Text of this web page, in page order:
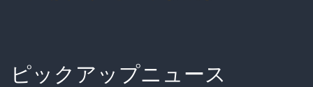
ピックアップニュース